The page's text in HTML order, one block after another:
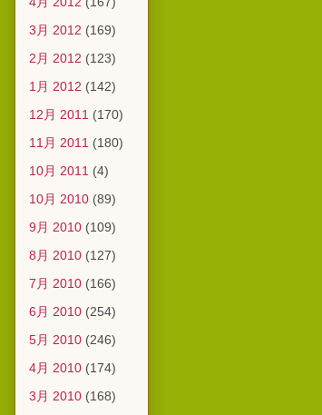
3月 2012 (169)
2月 2012 (123)
1月 2012 (142)
12月 2011 (170)
11月 2011 (180)
10月 2011 (4)
10月 2010 (89)
9月 2010 (109)
8月 2010 (127)
7月 2010 (166)
6月 2010 (254)
5月 2010 (246)
4月 2010 (174)
3月 2010 (168)